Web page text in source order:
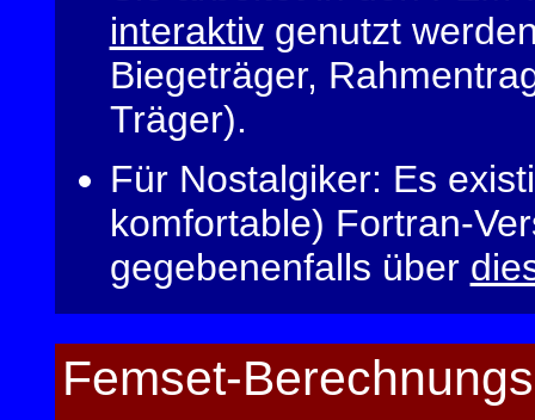
interaktivgenutzt
Biegeträger,
Träger).
Für Nostalgiker: Es
komfortable) Fortran-
gegebenenfalls über
Femset-